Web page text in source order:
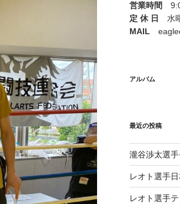
営業時間
定 休 日
水
MAIL
アルバム
最近の投稿
瀧谷渉太選
レオト選手日
レオト選手